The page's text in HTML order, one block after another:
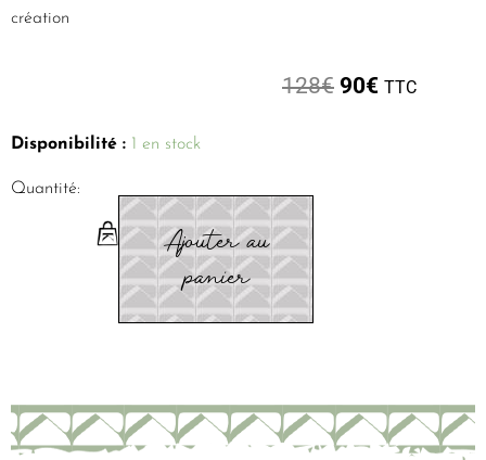
création
128€ 90€ TTC
Disponibilité : 1 en stock
Quantité:
Ajouter au
panier